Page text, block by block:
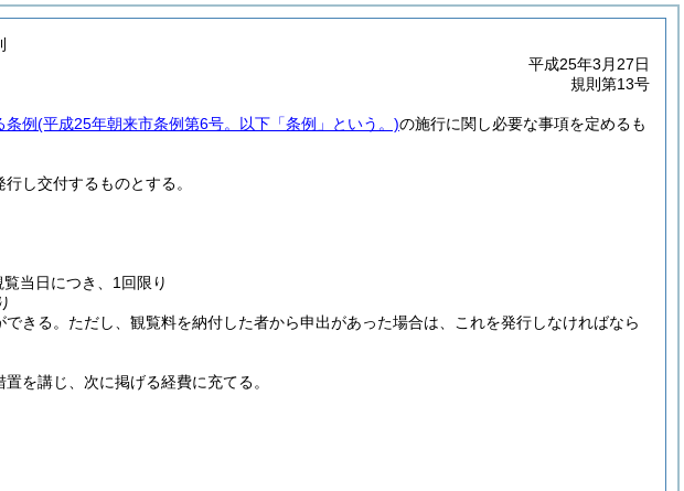
平成25年3月27日
規則第13号
条例(平成25年朝来市条例第6号。以下「条例」という。)の施行に関し必要な事項を定めるも
し交付するものとする。
当日につき、1回限り
きる。 ただし、観覧料を納付した者から申出があった場合は、これを発行しなければなら
を講じ、次に掲げる経費に充てる。